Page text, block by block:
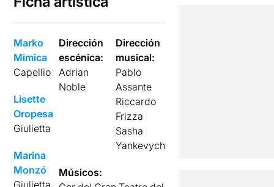
Marko
Mimica
Capellio
Lisette
Oropesa
Giulietta
Marina
Monzó
Giulietta
Dirección
escénica:
Adrian
Noble
Dirección
musical:
Pablo
Assante
Riccardo
Frizza
Sasha
Yankevych
Músicos: